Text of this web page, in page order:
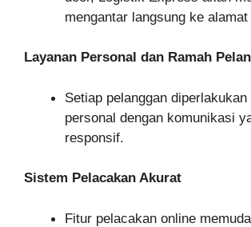
mengantar langsung ke alamat
Layanan Personal dan Ramah
Setiap pelanggan
personal dengan komunikasi
responsif.
Sistem Pelacakan Akurat
Fitur pelacakan online